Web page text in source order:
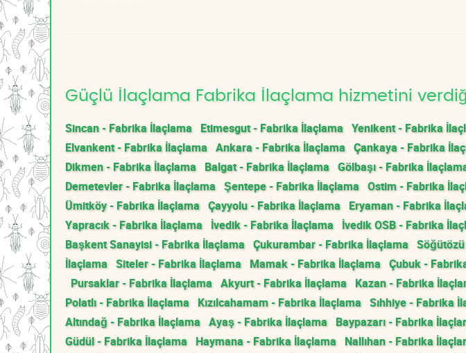
Güçlü İlaçlama Fabrika İlaçlama hizmetini
Sincan - Fabrika İlaçlama Etimesgut - Fabrika İlaçlama Yenikent - Fabrika
Elvankent - Fabrika İlaçlama Ankara - Fabrika İlaçlama Çankaya - Fabrika
Dikmen - Fabrika İlaçlama Balgat - Fabrika İlaçlama Gölbaşı - Fabrika
Demetevler - Fabrika İlaçlama Şentepe - Fabrika İlaçlama Ostim - Fabrika
Ümitköy - Fabrika İlaçlama Çayyolu - Fabrika İlaçlama Eryaman - Fabrika
Yapracık - Fabrika İlaçlama İvedik - Fabrika İlaçlama İvedik OSB - Fabrika
Başkent Sanayisi - Fabrika İlaçlama Çukurambar - Fabrika İlaçlama
İlaçlama Siteler - Fabrika İlaçlama Mamak - Fabrika İlaçlama Çubuk -
Pursaklar - Fabrika İlaçlama Akyurt - Fabrika İlaçlama Kazan - Fabrika
Polatlı - Fabrika İlaçlama Kızılcahamam - Fabrika İlaçlama Sıhhiye - Fabrika
Altındağ - Fabrika İlaçlama Ayaş - Fabrika İlaçlama Baypazarı - Fabrika
Güdül - Fabrika İlaçlama Haymana - Fabrika İlaçlama Nallıhan - Fabrika